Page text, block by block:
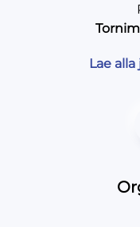
Lae